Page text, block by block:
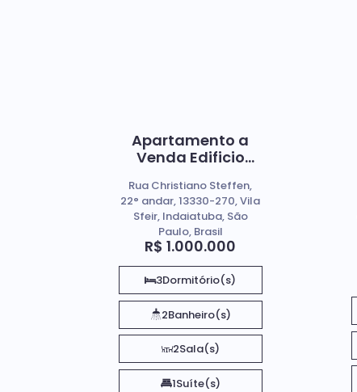
Apartamento a
Venda Edificio
Indaiatuba - SP
R$ 1.000.000
Rua Christiano Steffen,
22° andar, 13330-270, Vila
Sfeir, Indaiatuba, São
Paulo, Brasil
3Dormitório(s)
2Banheiro(s)
2Sala(s)
1Suíte(s)